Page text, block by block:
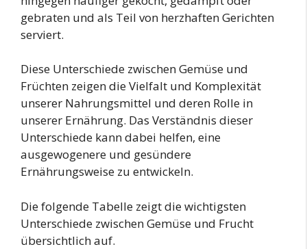
gebraten und als Teil von herzhaften Gerichten
serviert.
Diese Unterschiede zwischen Gemüse und
Früchten zeigen die Vielfalt und Komplexität
unserer Nahrungsmittel und deren Rolle in
unserer Ernährung. Das Verständnis dieser
Unterschiede kann dabei helfen, eine
ausgewogenere und gesündere
Ernährungsweise zu entwickeln.
Die folgende Tabelle zeigt die wichtigsten
Unterschiede zwischen Gemüse und Frucht
übersichtlich auf.